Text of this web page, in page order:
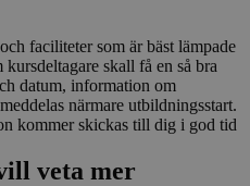
faciliteter som är bäst lämpade
skall få en så bra
datum, information om
närmare utbildningsstart.
kommer skickas till dig i god tid
veta mer